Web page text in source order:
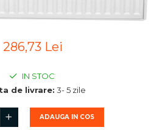
286,73 Lei
IN STOC
de livrare: 3- 5 zile
ADAUGA IN COS